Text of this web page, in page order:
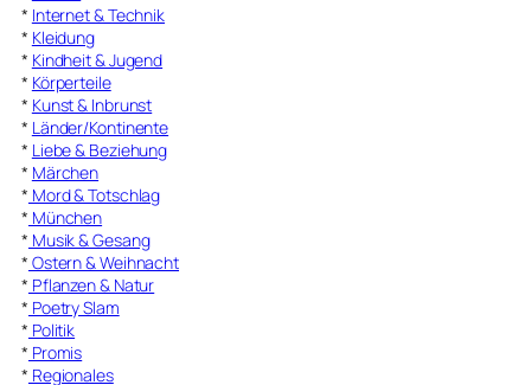
* Internet & Technik
* Kleidung
* Kindheit & Jugend
* Körperteile
* Kunst & Inbrunst
* Länder/Kontinente
* Liebe & Beziehung
* Märchen
* Mord & Totschlag
* München
* Musik & Gesang
* Ostern & Weihnacht
* Pflanzen & Natur
* Poetry Slam
* Politik
* Promis
* Regionales